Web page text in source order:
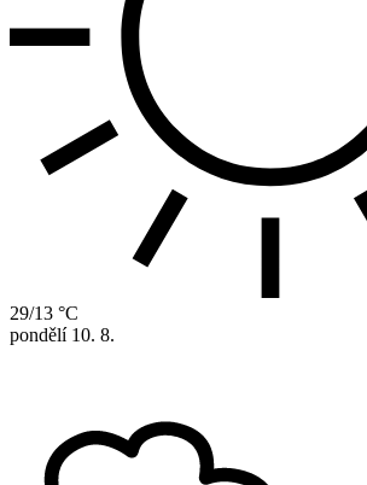
29/13 °C
pondělí 10. 8.